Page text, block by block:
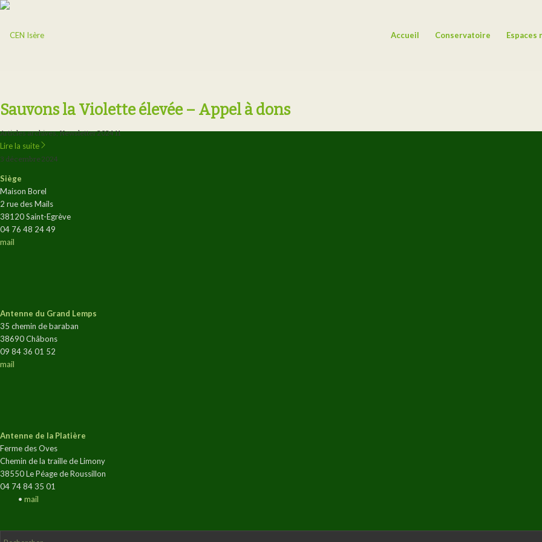
Accueil Conservatoire Espaces
Sauvons la Violette élevée – Appel à dons
Articles archives,Newsletter 2024 11
Lire la suite
3 décembre 2024
Siège
Maison Borel
2 rue des Mails
38120 Saint-Egrève
04 76 48 24 49
mail
Antenne du Grand Lemps
35 chemin de baraban
38690 Châbons
09 84 36 01 52
mail
Antenne de la Platière
Ferme des Oves
Chemin de la traille de Limony
38550 Le Péage de Roussillon
04 74 84 35 01
• mail